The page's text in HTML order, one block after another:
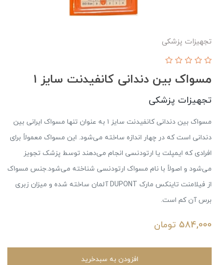
تجهیزات پزشکی
مسواک بین دندانی کانفیدنت سایز ۱
تجهیزات پزشکی
مسواک بین دندانی کانفیدنت سایز ۱ به عنوان تنها مسواک ایرانی بین
دندانی است که در چهار اندازه ساخته می‌شود. این مسواک معمولاً برای
افرادی که ایمپلت یا ارتودنسی انجام می‌دهند توسط پزشک تجویز
می‌شود و اصولاً با نام مسواک ارتودنسی شناخته می‌شود.جنس مسواک
از فیلامنت تاینکس مارک DUPONT آلمان ساخته شده و میزان زبری
برس آن کم است.
584,000 تومان
افزودن به سبدخرید